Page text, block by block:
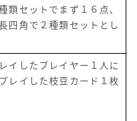
類セットでまず１６点、
四角で２種類セットとし
イしたプレイヤー１人に
レイした枝豆カード１枚